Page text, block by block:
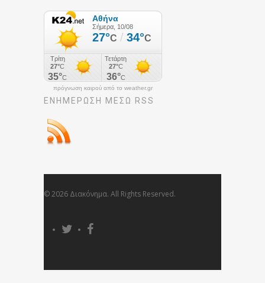
πρόγνωση καιρού από το weather.gr
ΕΝΗΜΈΡΩΣΉ ΜΕΣΩ RSS
© 2026 Διακόνημα. All Rights Reserved.